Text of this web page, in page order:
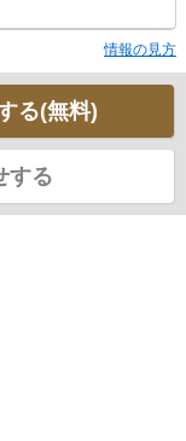
情報の見方
る(無料)
する